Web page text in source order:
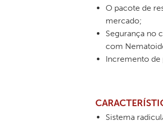
O pacote de
mercado;
Segurança no
com
Incremento de
Sistema